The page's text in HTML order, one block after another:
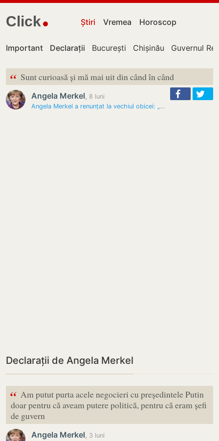
Click Știri Vremea Horoscop
Important Declarații București Chișinău Guvernul
“ Sunt curioasă și mă mai uit din când în când
Angela Merkel, 8 luni
Angela Merkel a renunțat la vechiul obicei: „Asta devine, cumva,…
Declarații de Angela Merkel
“ Am putut purta acele negocieri cu președintele Putin
doar pentru că aveam putere politică, pentru că eram șefi
de guvern
Angela Merkel, 3 luni